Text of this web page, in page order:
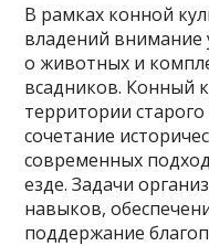
В рамках конной
владений внимание
о животных и
всадников. Конный
территории
сочетание
современных
езде. Задачи
навыков,
поддержание